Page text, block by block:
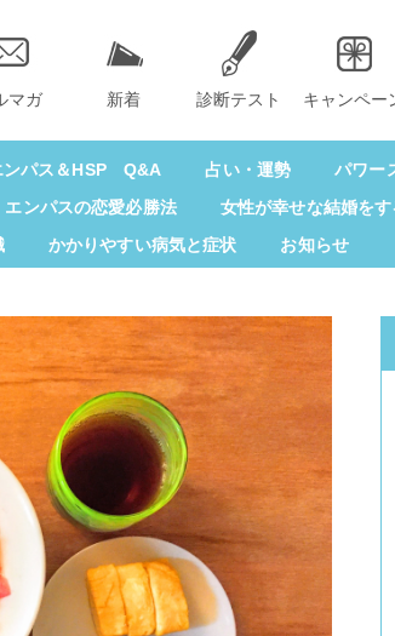
マガ 新着 診断テスト キャンペー
ンパス＆HSP Q&A 占い・運勢 パワー
エンパスの恋愛必勝法 女性が幸せな結婚を
かかりやすい病気と症状 お知らせ